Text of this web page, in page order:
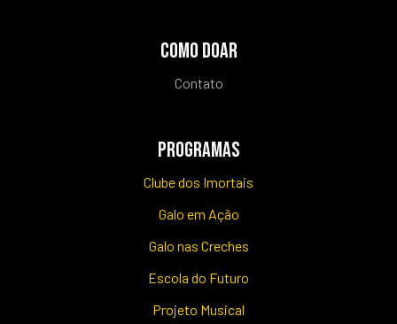
COMO DOAR
Contato
PROGRAMAS
Clube dos Imortais
Galo em Ação
Galo nas Creches
Escola do Futuro
Projeto Musical